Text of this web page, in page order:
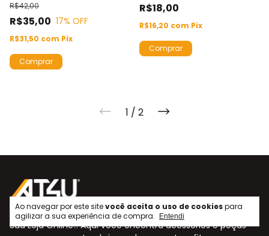
Ao navegar por este sitevocê aceita o uso de cookiespara
agilizar a sua experiência de compra.
Entendi
R$35,00
R$42,00
17% OFF
R$31,50 com Pix
R$18,00
R$16,20 com Pix
1 / 2
Sua Loja Online!! Aqui você encontra acessórios e peças